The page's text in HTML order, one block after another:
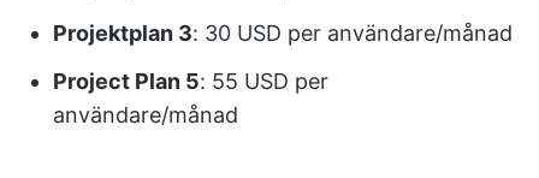
Projektplan 3: 30 USD per användare/månad
Project Plan 5: 55 USD per
användare/månad